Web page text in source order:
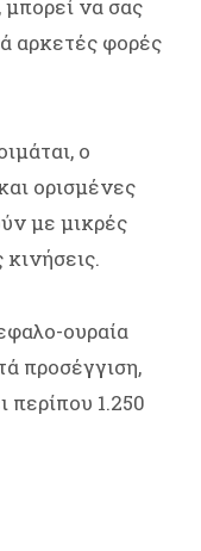
να σας
αρκετές φορές
ο
ορισμένες
με μικρές
ουραία
προσέγγιση,
περίπου 1.250